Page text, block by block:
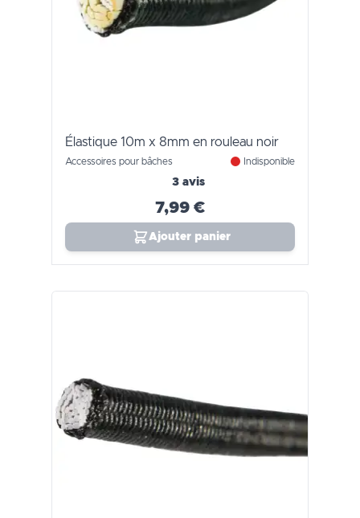
Élastique 10m x 8mm en rouleau noir
Accessoires pour bâches Indisponible
3 avis
7,99 €
Ajouter panier